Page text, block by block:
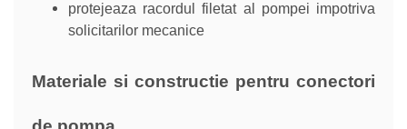
protejeaza racordul filetat al pompei impotriva
solicitarilor mecanice
Materiale si constructie pentru conectori